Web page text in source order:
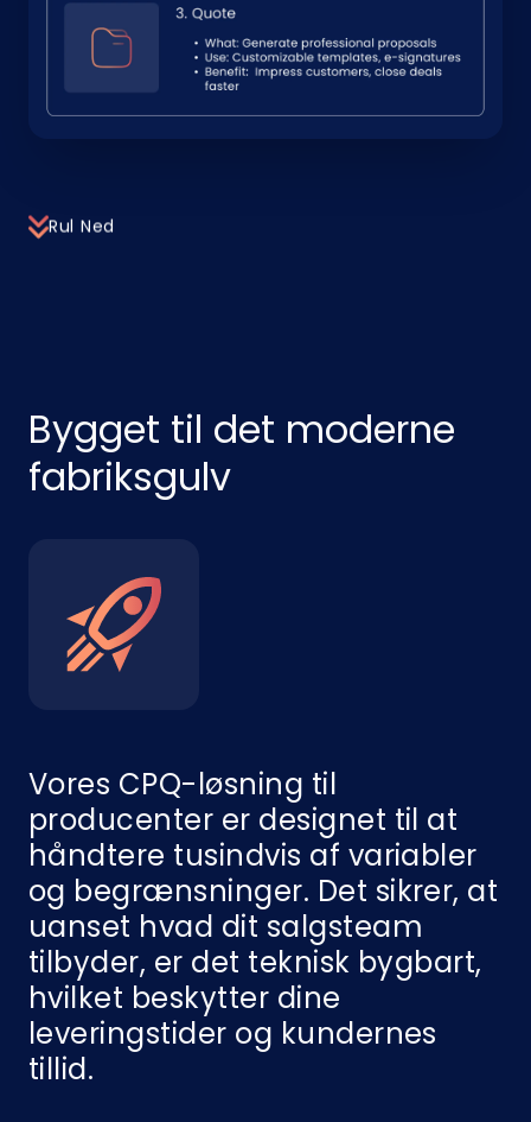
Rul Ned
Bygget til det moderne
fabriksgulv
Vores CPQ-løsning til
producenter er designet til at
håndtere tusindvis af variabler
og begrænsninger. Det sikrer, at
uanset hvad dit salgsteam
tilbyder, er det teknisk bygbart,
hvilket beskytter dine
leveringstider og kundernes
tillid.